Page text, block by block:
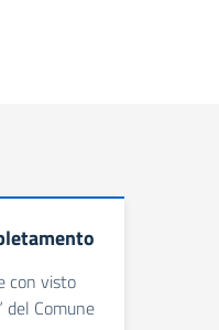
con visto
del Comune